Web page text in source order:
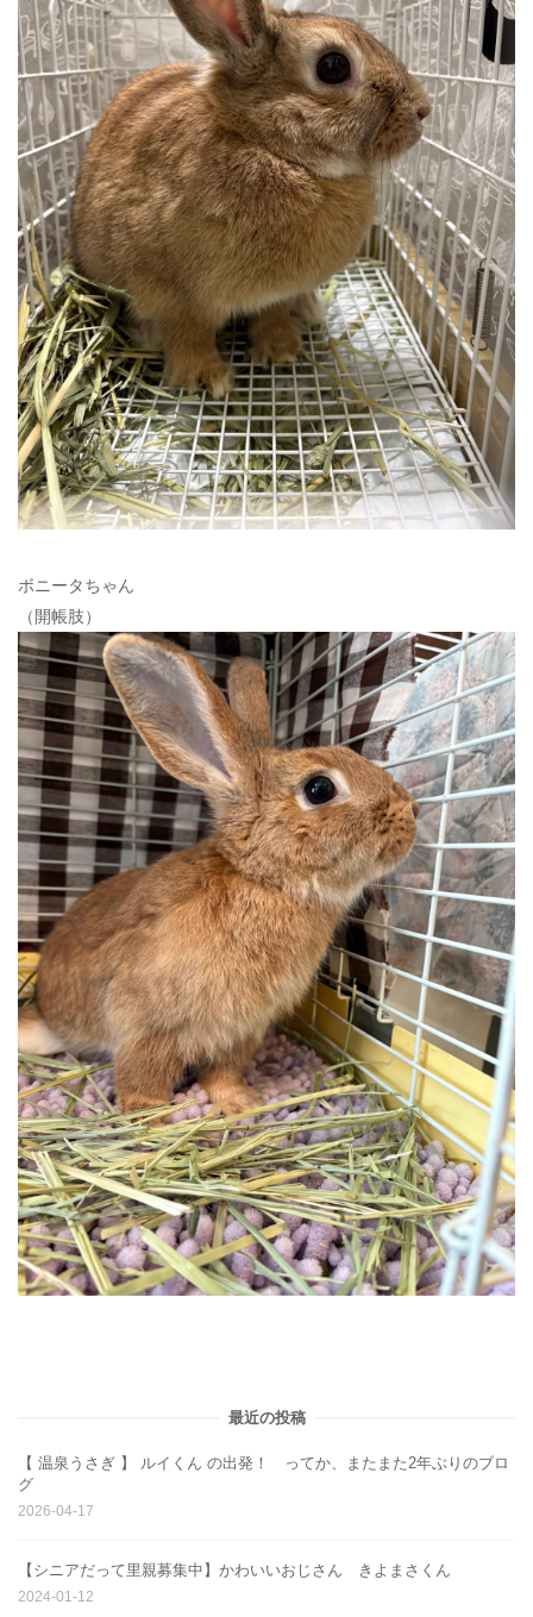
ボニータちゃん
（開帳肢）
最近の投稿
【 温泉うさぎ 】 ルイくん の出発！ ってか、またまた2年ぶりのブロ
グ
2026-04-17
【シニアだって里親募集中】かわいいおじさん きよまさくん
2024-01-12